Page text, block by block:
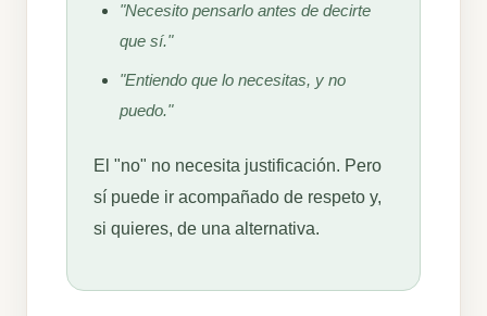
"Necesito pensarlo antes de decirte
que sí."
"Entiendo que lo necesitas, y no
puedo."
El "no" no necesita justificación. Pero
sí puede ir acompañado de respeto y,
si quieres, de una alternativa.